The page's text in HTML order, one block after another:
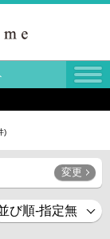
)
変更